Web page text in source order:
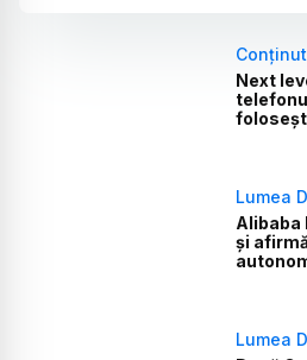
Next
Lumea
Alibaba
și
Lumea